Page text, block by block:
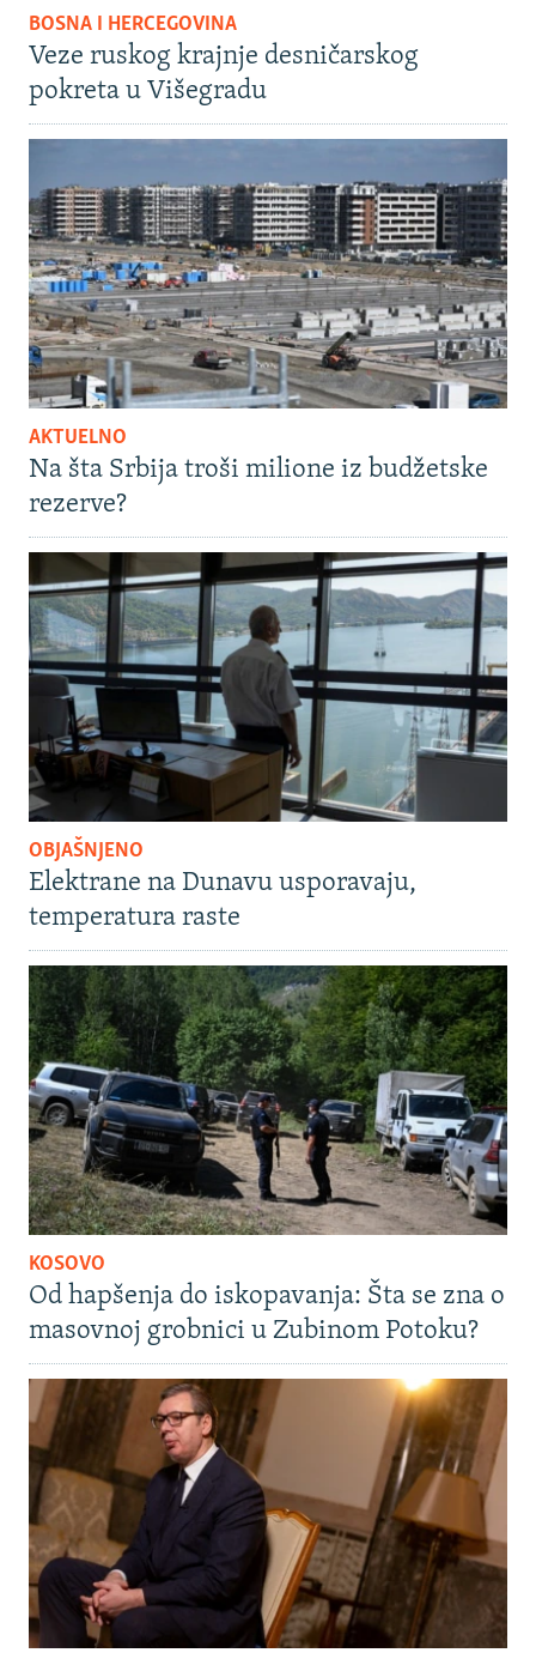
BOSNA I HERCEGOVINA
Veze ruskog krajnje desničarskog
pokreta u Višegradu
AKTUELNO
Na šta Srbija troši milione iz budžetske
rezerve?
OBJAŠNJENO
Elektrane na Dunavu usporavaju,
temperatura raste
KOSOVO
Od hapšenja do iskopavanja: Šta se zna o
masovnoj grobnici u Zubinom Potoku?